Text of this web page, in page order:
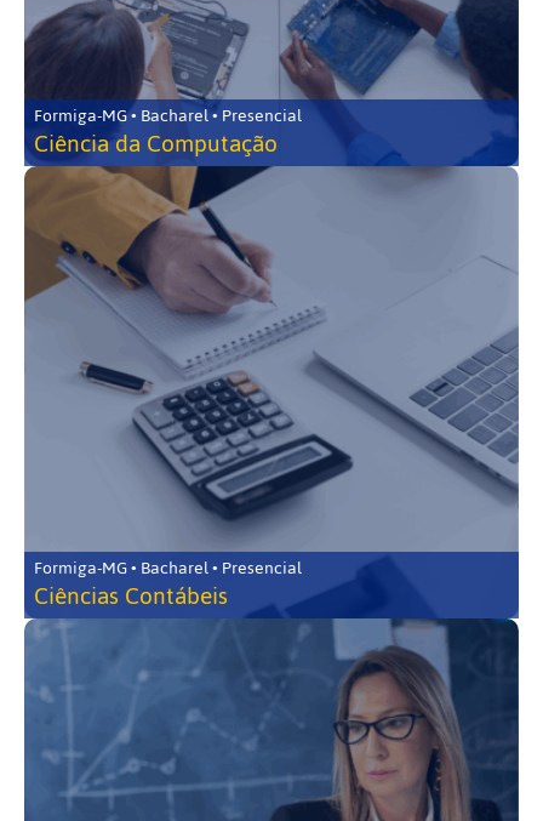
Formiga-MG • Bacharel • Presencial
Ciência da Computação
Formiga-MG • Bacharel • Presencial
Ciências Contábeis